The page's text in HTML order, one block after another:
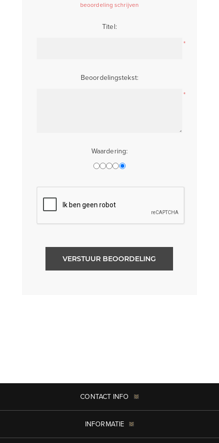
beoordeling schrijven
Titel:
*
Beoordelingstekst:
*
Waardering:
VERSTUUR BEOORDELING
CONTACT INFO
INFORMATIE